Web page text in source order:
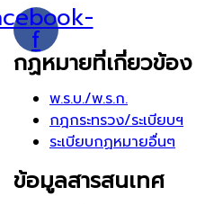
f
กฏหมายที่เกี่ยวข้อง
พ.ร.บ./พ.ร.ก.
กฎกระทรวง/ระเบียบฯ
ระเบียบกฏหมายอื่นๆ
ข้อมูลสารสนเทศ